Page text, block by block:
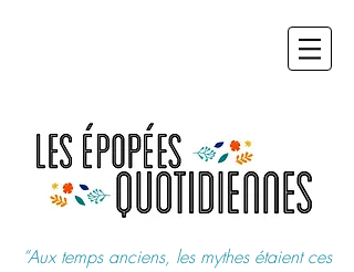
“Aux temps anciens, les mythes étaient ces